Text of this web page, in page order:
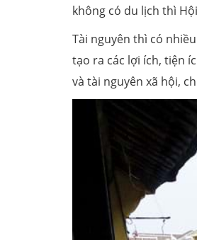
không có du lịch thì
Tài nguyên thì có
tạo ra các lợi ích, tiện
và tài nguyên xã hội,